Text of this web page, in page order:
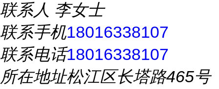
联系人 李女士
联系手机18016338107
联系电话18016338107
所在地址松江区长塔路465号